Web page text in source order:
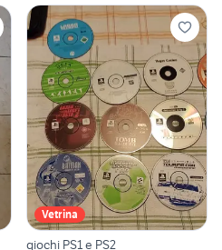
Vetrina
giochi PS1 e PS2